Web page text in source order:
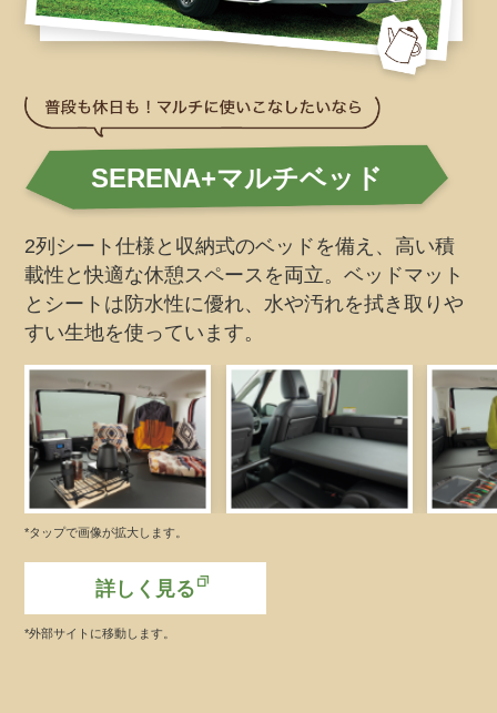
SERENA+マルチベッド
2列シート仕様と収納式のベッドを備え、高い積
載性と快適な休憩スペースを両立。ベッドマット
とシートは防水性に優れ、水や汚れを拭き取りや
すい生地を使っています。
*タップで画像が拡大します。
詳しく見る
*外部サイトに移動します。